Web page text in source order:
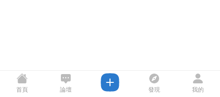
首頁 論壇 發現 我的